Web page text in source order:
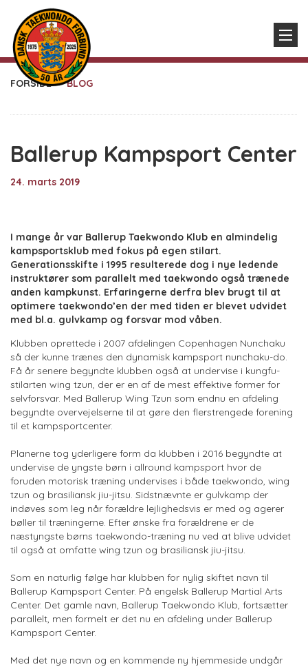
FORSIDE BLOG
Ballerup Kampsport Center
24. marts 2019
I mange år var Ballerup Taekwondo Klub en almindelig
kampsportsklub med fokus på egen stilart.
Generationsskifte i 1995 resulterede dog i nye ledende
instruktører som parallelt med taekwondo også trænede
anden kampkunst. Erfaringerne derfra blev brugt til at
optimere taekwondo’en der med tiden er blevet udvidet
med bl.a. gulvkamp og forsvar mod våben.
Klubben oprettede i 2007 afdelingen Copenhagen Nunchaku
så der kunne trænes den dynamisk kampsport nunchaku-do.
Få år senere begyndte klubben også at undervise i kungfu-
stilarten wing tzun, der er en af de mest effektive former for
selvforsvar. Med Ballerup Wing Tzun som endnu en afdeling
begyndte overvejelserne til at gøre den flerstrengede forening
til et kampsportcenter.
Planerne tog yderligere form da klubben i 2016 begyndte at
undervise de yngste børn i allround kampsport hvor de
foruden motorisk træning undervises i både taekwondo, wing
tzun og brasiliansk jiu-jitsu. Sidstnævnte er gulvkamp der
indøves som leg når forældre lejlighedsvis er med og agerer
bøller til træningerne. Efter ønske fra forældrene er de
næstyngste børns taekwondo-træning nu ved at blive udvidet
til også at omfatte wing tzun og brasiliansk jiu-jitsu.
Som en naturlig følge har klubben for nylig skiftet navn til
Ballerup Kampsport Center. På engelsk Ballerup Martial Arts
Center. Det gamle navn, Ballerup Taekwondo Klub, fortsætter
parallelt, men formelt er det nu en afdeling under Ballerup
Kampsport Center.
Med det nye navn og en kommende ny hjemmeside undgår